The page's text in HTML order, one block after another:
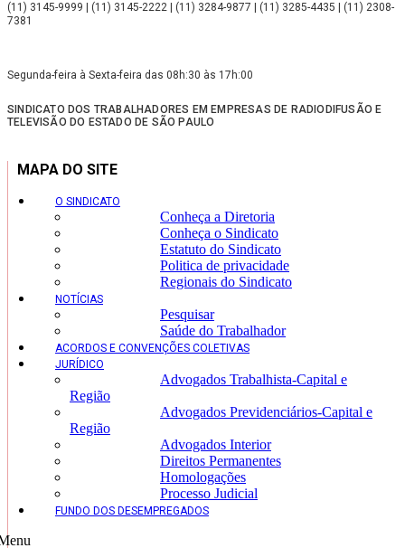
(11) 3145-9999 | (11) 3145-2222 | (11) 3284-9877 | (11) 3285-4435 | (11) 2308-
7381
Segunda-feira à Sexta-feira das 08h:30 às 17h:00
SINDICATO DOS TRABALHADORES EM EMPRESAS DE RADIODIFUSÃO E
TELEVISÃO DO ESTADO DE SÃO PAULO
MAPA DO SITE
O SINDICATO
Conheça a Diretoria
Conheça o Sindicato
Estatuto do Sindicato
Politica de privacidade
Regionais do Sindicato
NOTÍCIAS
Pesquisar
Saúde do Trabalhador
ACORDOS E CONVENÇÕES COLETIVAS
JURÍDICO
Advogados Trabalhista-Capital e
Região
Advogados Previdenciários-Capital e
Região
Advogados Interior
Direitos Permanentes
Homologações
Processo Judicial
FUNDO DOS DESEMPREGADOS